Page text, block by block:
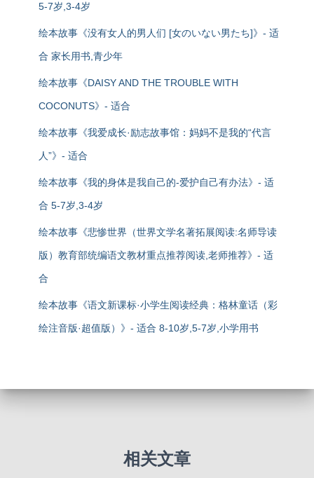
5-7岁,3-4岁
绘本故事《没有女人的男人们 [女のいない男たち]》- 适
合 家长用书,青少年
绘本故事《DAISY AND THE TROUBLE WITH
COCONUTS》- 适合
绘本故事《我爱成长·励志故事馆：妈妈不是我的“代言
人”》- 适合
绘本故事《我的身体是我自己的-爱护自己有办法》- 适
合 5-7岁,3-4岁
绘本故事《悲惨世界（世界文学名著拓展阅读:名师导读
版）教育部统编语文教材重点推荐阅读,老师推荐》- 适
合
绘本故事《语文新课标·小学生阅读经典：格林童话（彩
绘注音版·超值版）》- 适合 8-10岁,5-7岁,小学用书
相关文章